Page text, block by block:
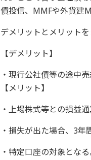
債投信、MMFや外貨建
デメリットとメリットを
【デメリット】
・現行公社債等の途中
【メリット】
・上場株式等との損益
・損失が出た場合、3年
・特定口座の対象とな